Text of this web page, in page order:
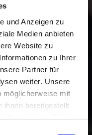
und Anzeigen zu
Medien anbieten
Website zu
zu Ihrer
Partner für
weiter. Unsere
möglicherweise mit
ihnen bereitgestellt
unser erfahrenes